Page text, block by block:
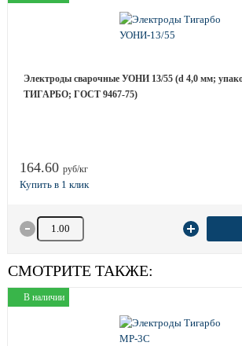
Электроды сварочные УОНИ 13/55 (d 4,0 мм;
ТИГАРБО; ГОСТ 9467-75)
164.60 руб/кг
Количество товара
СМОТРИТЕ ТАКЖЕ:
В наличии